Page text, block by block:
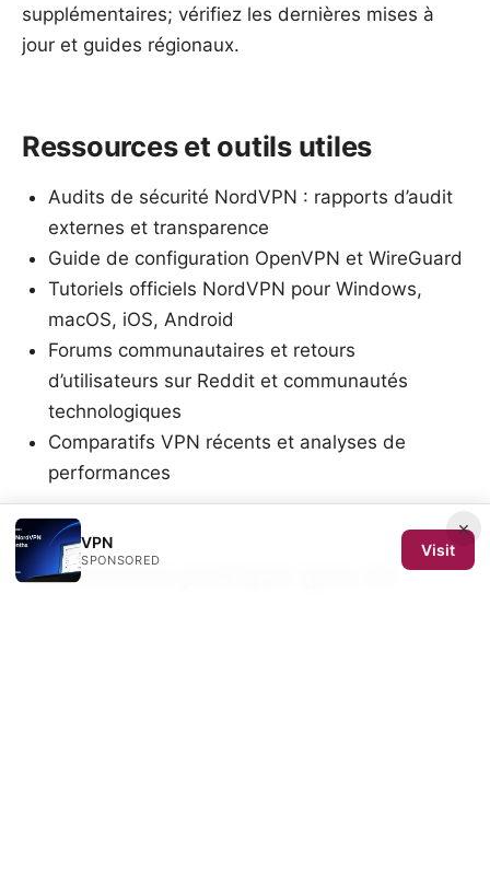
supplémentaires; vérifiez les dernières mises à
jour et guides régionaux.
Ressources et outils utiles
Audits de sécurité NordVPN : rapports d’audit
externes et transparence
Guide de configuration OpenVPN et WireGuard
Tutoriels officiels NordVPN pour Windows,
macOS, iOS, Android
Forums communautaires et retours
d’utilisateurs sur Reddit et communautés
technologiques
Comparatifs VPN récents et analyses de
performances
Conclusion pratique (pas de
×
VPN
SPONSORED
Visit